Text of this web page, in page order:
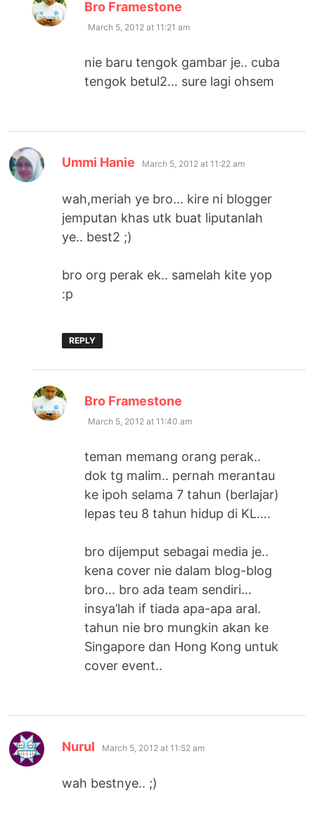
Bro Framestone
March 5, 2012 at 11:21 am
nie baru tengok gambar je.. cuba
tengok betul2… sure lagi ohsem
Ummi Hanie says:
March 5, 2012 at 11:22 am
wah,meriah ye bro… kire ni blogger
jemputan khas utk buat liputanlah
ye.. best2 ;)
bro org perak ek.. samelah kite yop
:p
REPLY
Bro Framestone
March 5, 2012 at 11:40 am
teman memang orang perak..
dok tg malim.. pernah merantau
ke ipoh selama 7 tahun (berlajar)
lepas teu 8 tahun hidup di KL….
bro dijemput sebagai media je..
kena cover nie dalam blog-blog
bro… bro ada team sendiri…
insya’lah if tiada apa-apa aral.
tahun nie bro mungkin akan ke
Singapore dan Hong Kong untuk
cover event..
Nurul says:
March 5, 2012 at 11:52 am
wah bestnye.. ;)